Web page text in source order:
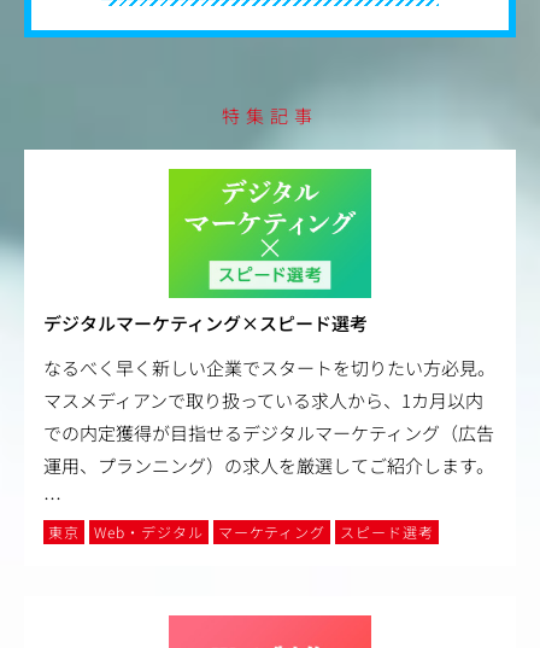
特集記事
デジタルマーケティング×スピード選考
なるべく早く新しい企業でスタートを切りたい方必見。
マスメディアンで取り扱っている求人から、1カ月以内
での内定獲得が目指せるデジタルマーケティング（広告
運用、プランニング）の求人を厳選してご紹介します。
…
東京 Web・デジタル マーケティング スピード選考